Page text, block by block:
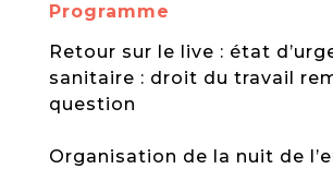
Programme
Retour sur le live : état
sanitaire : droit du travail
question
Organisation de la nuit de